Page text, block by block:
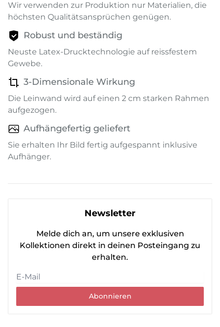
Wir verwenden zur Produktion nur Materialien, die
höchsten Qualitätsansprüchen genügen.
Robust und beständig
Neuste Latex-Drucktechnologie auf reissfestem
Gewebe.
3-Dimensionale Wirkung
Die Leinwand wird auf einen 2 cm starken Rahmen
aufgezogen.
Aufhängefertig geliefert
Sie erhalten Ihr Bild fertig aufgespannt inklusive
Aufhänger.
Newsletter
Melde dich an, um unsere exklusiven
Kollektionen direkt in deinen Posteingang zu
erhalten.
Abonnieren